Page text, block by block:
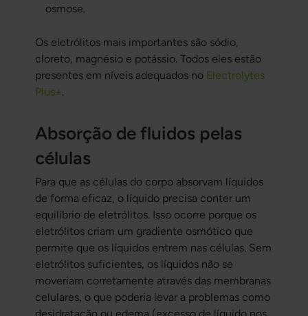
osmose.
Os eletrólitos mais importantes são sódio,
cloreto, magnésio e potássio. Todos eles estão
presentes em níveis adequados no Electrolytes
Plus+.
Absorção de fluidos pelas
células
Para que as células do corpo absorvam líquidos
de forma eficaz, o líquido precisa conter um
equilíbrio de eletrólitos. Isso ocorre porque os
eletrólitos criam um gradiente osmótico que
permite que os líquidos entrem nas células. Sem
eletrólitos suficientes, os líquidos não se
moveriam corretamente através das membranas
celulares, o que poderia levar a problemas como